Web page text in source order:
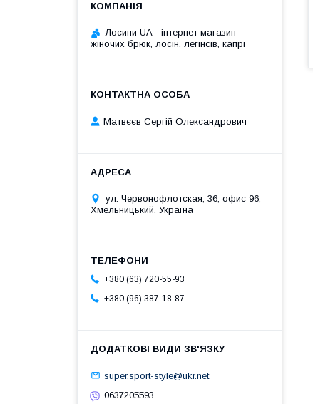
Лосини UA - інтернет магазин
жіночих брюк, лосін, легінсів, капрі
Матвєєв Сергій Олександрович
ул. Червонофлотская, 36, офис 96,
Хмельницький, Україна
+380 (63) 720-55-93
+380 (96) 387-18-87
super.sport-style@ukr.net
0637205593